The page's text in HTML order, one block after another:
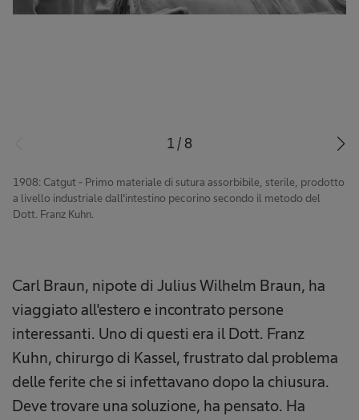
1 / 8
1908: Catgut - Primo materiale di sutura assorbibile, sterile, prodotto
a livello industriale dall'intestino pecorino secondo il metodo del
Dott. Franz Kuhn.
Carl Braun, nipote di Julius Wilhelm Braun, ha
viaggiato all'estero e incontrato persone
interessanti. Uno di questi era il Dott. Franz
Kuhn, chirurgo di Kassel, frustrato dal problema
delle ferite che si infettavano dopo la chiusura.
Deve trovare una soluzione, ha pensato. Ha